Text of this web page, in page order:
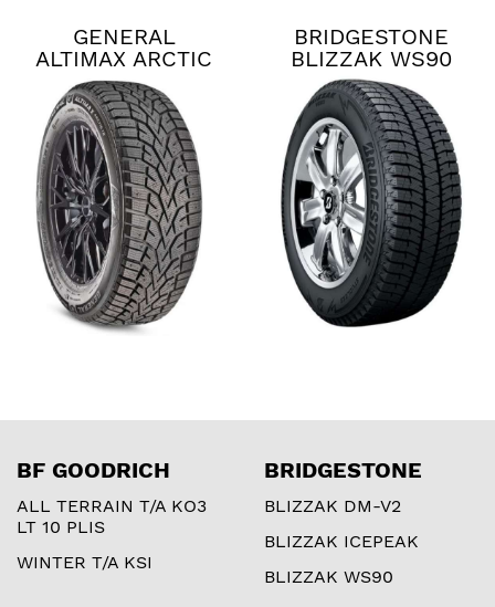
GENERAL
ALTIMAX ARCTIC
12
BRIDGESTONE
BLIZZAK WS90
BF GOODRICH
ALL TERRAIN T/A KO3
LT 10 PLIS
WINTER T/A KSI
BRIDGESTONE
BLIZZAK DM-V2
BLIZZAK ICEPEAK
BLIZZAK WS90